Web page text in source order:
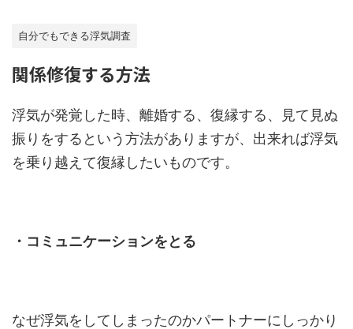
自分でもできる浮気調査
関係修復する方法
浮気が発覚した時、離婚する、復縁する、見て見ぬ
振りをするという方法がありますが、出来れば浮気
を乗り越えて復縁したいものです。
・コミュニケーションをとる
なぜ浮気をしてしまったのかパートナーにしっかり